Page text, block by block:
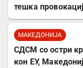
тешка
МАКЕДОНИЈА
СДСМ со остри
кон ЕУ,